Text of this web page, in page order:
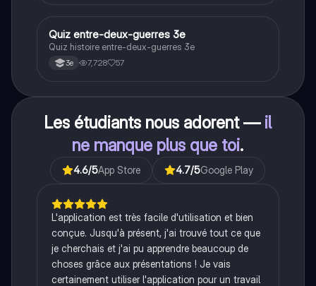
historique.
QHistoire
Quiz entre-deux-guerres 3e
Quiz histoire entre-deux-guerres 3e
3e 7,728 57
Les étudiants nous adorent — il
ne manque plus que toi.
4.6/5App Store 4.7/5Google Play
L'application est très facile d'utilisation et bien
conçue. Jusqu'à présent, j'ai trouvé tout ce que
je cherchais et j'ai pu apprendre beaucoup de
choses grâce aux présentations ! Je vais
certainement utiliser l'application pour un travail